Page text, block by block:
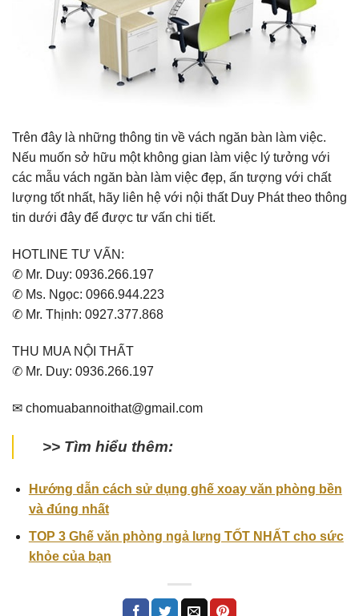
Trên đây là những thông tin về vách ngăn bàn làm việc.
Nếu muốn sở hữu một không gian làm việc lý tưởng với
các mẫu vách ngăn bàn làm việc đẹp, ấn tượng với chất
lượng tốt nhất, hãy liên hệ với nội thất Duy Phát theo thông
tin dưới đây để được tư vấn chi tiết.
HOTLINE TƯ VẤN:
✆ Mr. Duy: 0936.266.197
✆ Ms. Ngọc: 0966.944.223
✆ Mr. Thịnh: 0927.377.868
THU MUA NỘI THẤT
✆ Mr. Duy: 0936.266.197
✉ chomuabannoithat@gmail.com
>> Tìm hiểu thêm:
Hướng dẫn cách sử dụng ghế xoay văn phòng bền
và đúng nhất
TOP 3 Ghế văn phòng ngả lưng TỐT NHẤT cho sức
khỏe của bạn